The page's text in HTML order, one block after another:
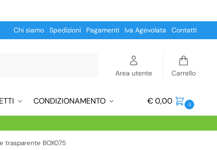
Chi siamo Spedizioni Pagamenti Iva Agevolata Contatti
Area utente Carrello
CONDIZIONAMENTO €0,00 0
trasparente BOX075